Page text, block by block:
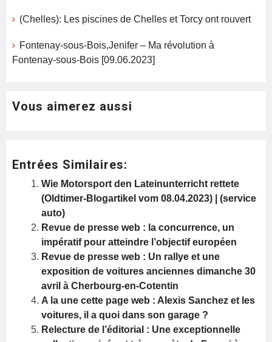
(Chelles): Les piscines de Chelles et Torcy ont rouvert
Fontenay-sous-Bois,Jenifer – Ma révolution à
Fontenay-sous-Bois [09.06.2023]
Vous aimerez aussi
Entrées Similaires:
Wie Motorsport den Lateinunterricht rettete
(Oldtimer-Blogartikel vom 08.04.2023) | (service
auto)
Revue de presse web : la concurrence, un
impératif pour atteindre l’objectif européen
Revue de presse web : Un rallye et une
exposition de voitures anciennes dimanche 30
avril à Cherbourg-en-Cotentin
A la une cette page web : Alexis Sanchez et les
voitures, il a quoi dans son garage ?
Relecture de l’éditorial : Une exceptionnelle